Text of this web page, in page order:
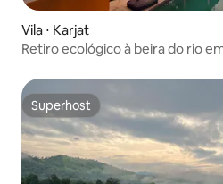
Vila ⋅ Karjat
Retiro ecológico à beira do rio
Superhost
Superhost